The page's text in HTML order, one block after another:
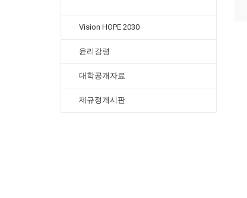
Vision HOPE 2030
윤리강령
대학공개자료
제규정게시판